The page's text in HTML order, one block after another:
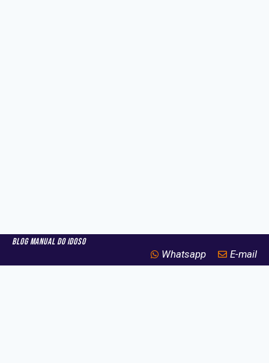
Blog Manual do idoso
Whatsapp E-mail